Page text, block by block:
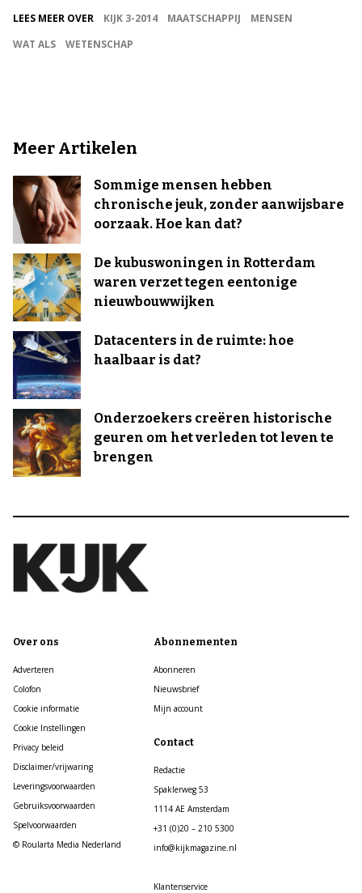
LEES MEER OVER KIJK 3-2014 MAATSCHAPPIJ
MENSEN
WAT ALS
WETENSCHAP
Meer Artikelen
Sommige mensen hebben
chronische jeuk, zonder aanwijsbare
oorzaak. Hoe kan dat?
De kubuswoningen in Rotterdam
waren verzet tegen eentonige
nieuwbouwwijken
Datacenters in de ruimte: hoe
haalbaar is dat?
Onderzoekers creëren historische
geuren om het verleden tot leven te
brengen
Over ons
Adverteren
Colofon
Cookie informatie
Cookie Instellingen
Privacy beleid
Disclaimer/vrijwaring
Leveringsvoorwaarden
Gebruiksvoorwaarden
Spelvoorwaarden
© Roularta Media Nederland
Abonnementen
Abonneren
Nieuwsbrief
Mijn account
Contact
Redactie
Spaklerweg 53
1114 AE Amsterdam
+31 (0)20 – 210 5300
info@kijkmagazine.nl
Klantenservice